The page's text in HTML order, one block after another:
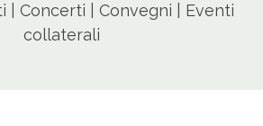
| Concerti | Convegni | Eventi
collaterali